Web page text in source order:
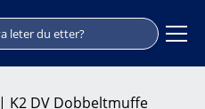
| K2 DV Dobbeltmuffe